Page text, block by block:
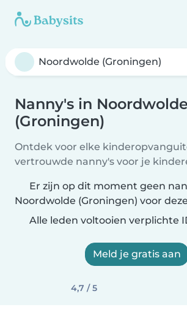
Nanny's in Noordwolde
(Groningen)
Ontdek voor elke
vertrouwde nanny's voor je
Er zijn op dit moment geen
Noordwolde (Groningen) voor
Alle leden voltooien verplichte
Meld je gratis aan
4,7 / 5